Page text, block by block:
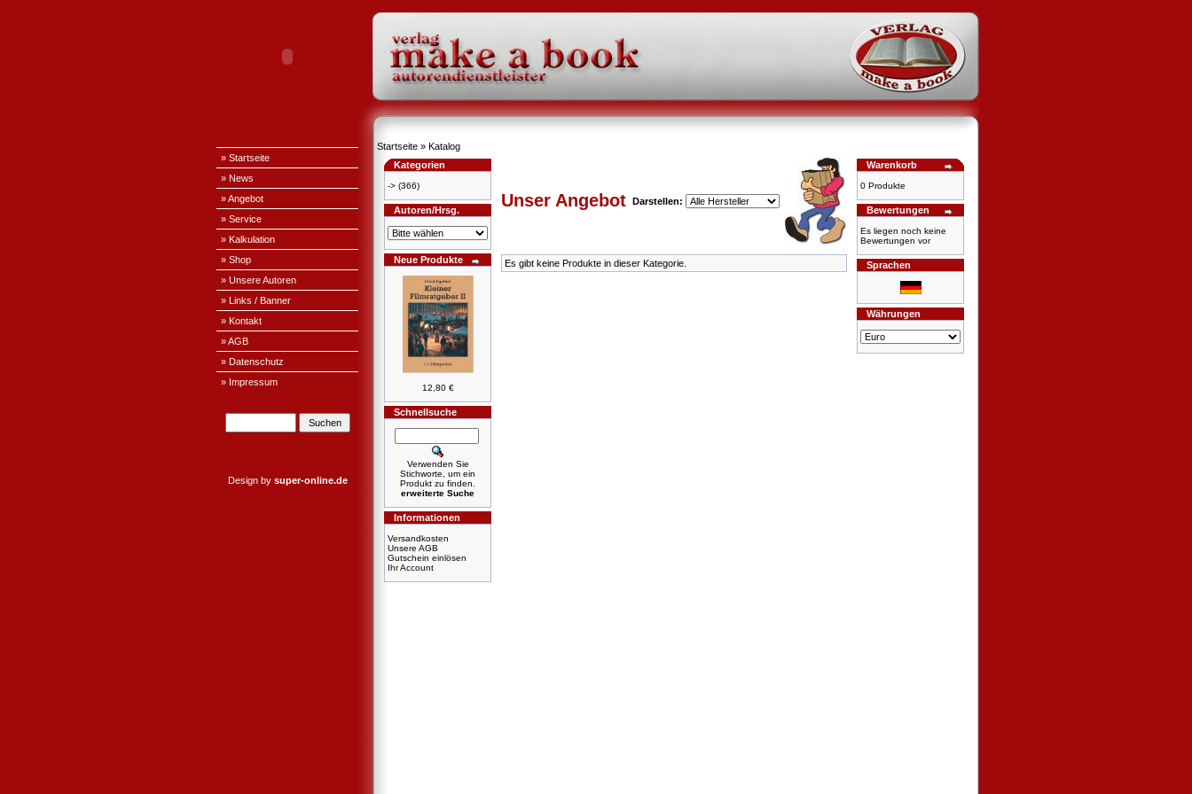
» Startseite
» News
» Angebot
» Service
» Kalkulation
» Shop
» Unsere Autoren
» Links / Banner
» Kontakt
» AGB
» Datenschutz
» Impressum
Design by super-online.de
Startseite » Katalog
Kategorien
-> (366)
Autoren/Hrsg.
Neue Produkte
12,80 €
Schnellsuche
Verwenden Sie
Stichworte, um ein
Produkt zu finden.
erweiterte Suche
Informationen
Versandkosten
Unsere AGB
Gutschein einlösen
Ihr Account
Unser Angebot Darstellen:
Es gibt keine Produkte in dieser Kategorie.
Warenkorb
0 Produkte
Bewertungen
Es liegen noch keine
Bewertungen vor
Sprachen
Währungen